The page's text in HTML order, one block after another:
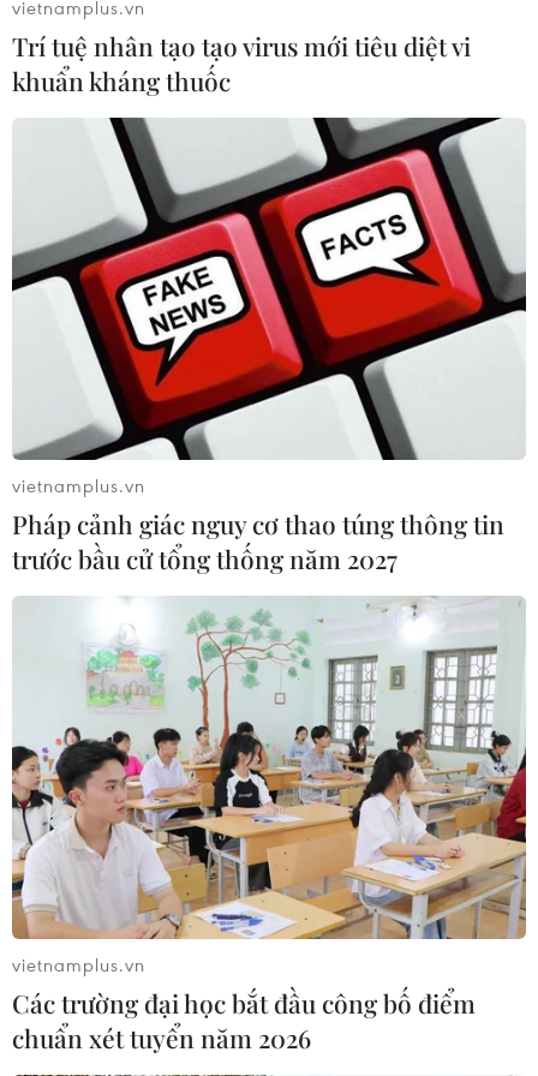
vietnamplus.vn
Trí tuệ nhân tạo tạo virus mới tiêu diệt vi
khuẩn kháng thuốc
vietnamplus.vn
Pháp cảnh giác nguy cơ thao túng thông tin
trước bầu cử tổng thống năm 2027
vietnamplus.vn
Các trường đại học bắt đầu công bố điểm
chuẩn xét tuyển năm 2026